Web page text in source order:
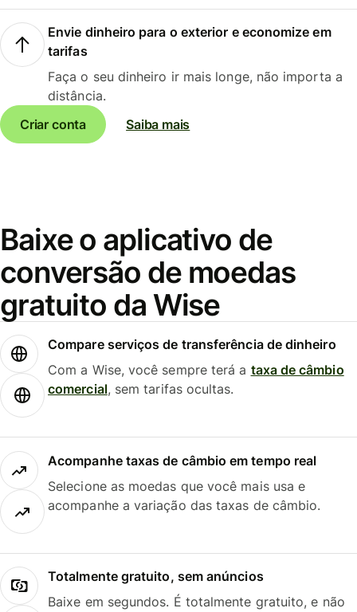
Envie dinheiro para o exterior e economize em
tarifas
Faça o seu dinheiro ir mais longe, não importa a
distância.
Criar conta
Saiba mais
Baixe o aplicativo de
conversão de moedas
gratuito da Wise
Compare serviços de transferência de dinheiro
Com a Wise, você sempre terá a taxa de câmbio
comercial, sem tarifas ocultas.
Acompanhe taxas de câmbio em tempo real
Selecione as moedas que você mais usa e
acompanhe a variação das taxas de câmbio.
Totalmente gratuito, sem anúncios
Baixe em segundos. É totalmente gratuito, e não